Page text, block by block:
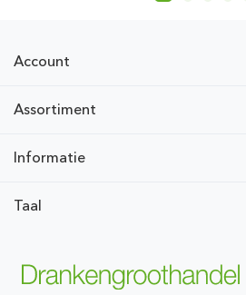
Account
Assortiment
Informatie
Taal